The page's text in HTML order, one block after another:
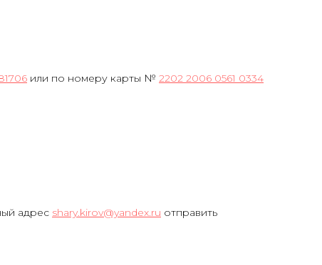
или по номеру карты № 2202 2006 0561 0334
адрес shary.kirov@yandex.ru отправить